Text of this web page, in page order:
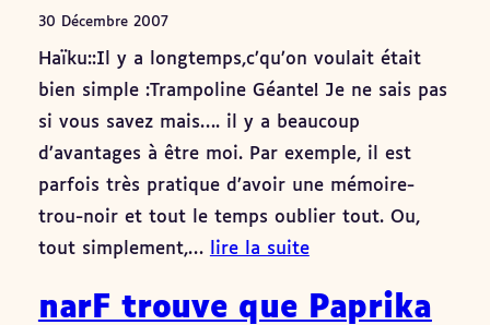
30 Décembre 2007
Haïku::Il y a longtemps,c’qu’on voulait était
bien simple :Trampoline Géante! Je ne sais pas
si vous savez mais…. il y a beaucoup
d’avantages à être moi. Par exemple, il est
parfois très pratique d’avoir une mémoire-
trou-noir et tout le temps oublier tout. Ou,
tout simplement,…
lire la suite
narF trouve que Paprika